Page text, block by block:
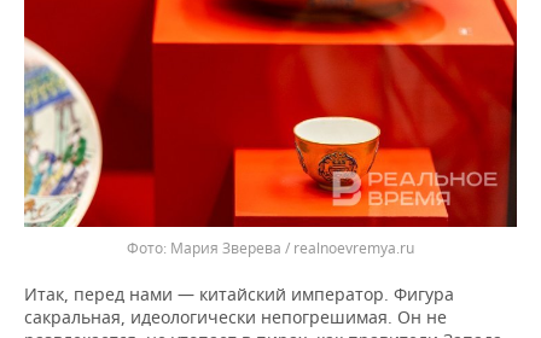
Мария Зверева / realnoevremya.ru
Итак, перед нами — китайский император. Фигура
сакральная, идеологически непогрешимая. Он не